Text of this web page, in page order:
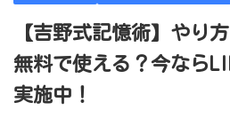
【吉野式記憶術】やり
無料で使える？今なら
実施中！